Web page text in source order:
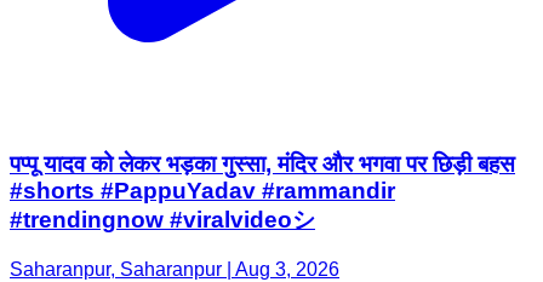
पप्पू यादव को लेकर भड़का गुस्सा, मंदिर और भगवा पर छिड़ी बहस
#shorts #PappuYadav #rammandir
#trendingnow #viralvideoシ
Saharanpur, Saharanpur | Aug 3, 2026